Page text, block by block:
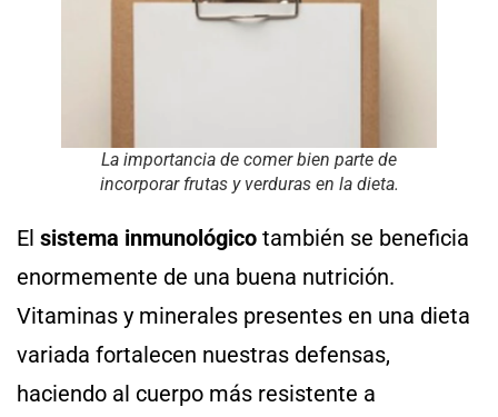
La importancia de comer bien parte de
incorporar frutas y verduras en la dieta.
El sistema inmunológico también se beneficia
enormemente de una buena nutrición.
Vitaminas y minerales presentes en una dieta
variada fortalecen nuestras defensas,
haciendo al cuerpo más resistente a